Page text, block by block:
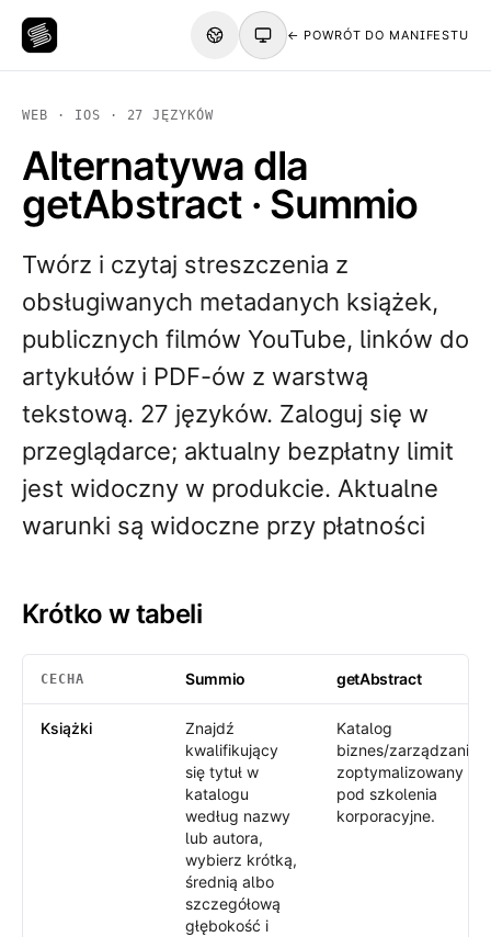
← POWRÓT DO MANIFESTU
WEB · IOS · 27 JĘZYKÓW
Alternatywa dla
getAbstract · Summio
Twórz i czytaj streszczenia z
obsługiwanych metadanych książek,
publicznych filmów YouTube, linków do
artykułów i PDF-ów z warstwą
tekstową. 27 języków. Zaloguj się w
przeglądarce; aktualny bezpłatny limit
jest widoczny w produkcie. Aktualne
warunki są widoczne przy płatności
Krótko w tabeli
CECHA Summio getAbstract
Książki
Znajdź
kwalifikujący
się tytuł w
katalogu
według nazwy
lub autora,
wybierz krótką,
średnią albo
szczegółową
głębokość i
Katalog
biznes/zarządzanie
zoptymalizowany
pod szkolenia
korporacyjne.